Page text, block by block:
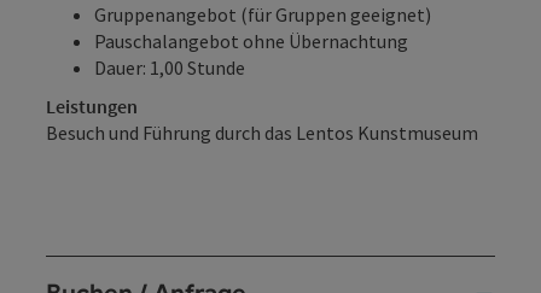
Gruppenangebot (für Gruppen geeignet)
Pauschalangebot ohne Übernachtung
Dauer: 1,00 Stunde
Leistungen
Besuch und Führung durch das Lentos Kunstmuseum